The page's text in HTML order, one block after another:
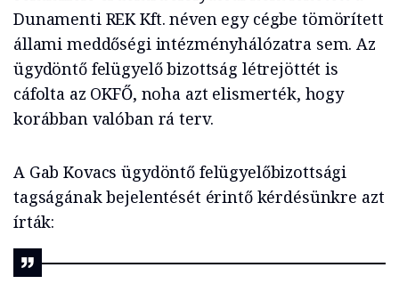
Dunamenti REK Kft. néven egy cégbe tömörített
állami meddőségi intézményhálózatra sem. Az
ügydöntő felügyelő bizottság létrejöttét is
cáfolta az OKFŐ, noha azt elismerték, hogy
korábban valóban rá terv.
A Gab Kovacs ügydöntő felügyelőbizottsági
tagságának bejelentését érintő kérdésünkre azt
írták: